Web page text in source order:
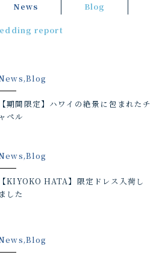
News Blog
report
【期間限定】ハワイの絶景に包まれたチ
ャペル
【KIYOKO HATA】限定ドレス入荷し
ました